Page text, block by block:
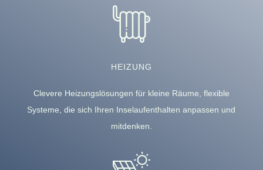
HEIZUNG
Clevere Heizungslösungen für kleine Räume, flexible
Systeme, die sich Ihren Inselaufenthalten anpassen und
mitdenken.